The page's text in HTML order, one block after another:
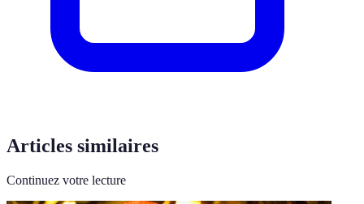
Articles similaires
Continuez votre lecture